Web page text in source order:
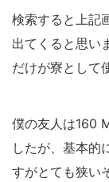
検索すると上記
出てくると思い
だけが寮として
僕の友人は160
したが、基本的
すがとても狭い